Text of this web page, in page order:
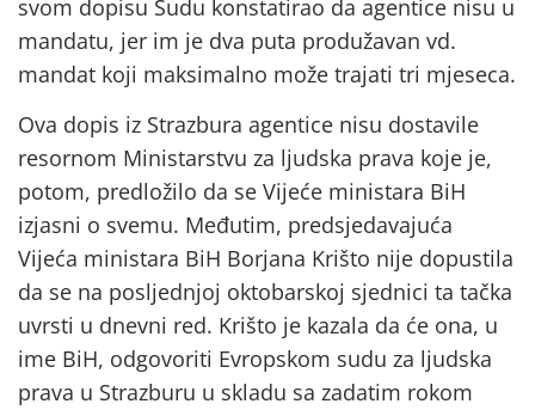
svom dopisu Sudu konstatirao da agentice nisu u
mandatu, jer im je dva puta produžavan vd.
mandat koji maksimalno može trajati tri mjeseca.
Ova dopis iz Strazbura agentice nisu dostavile
resornom Ministarstvu za ljudska prava koje je,
potom, predložilo da se Vijeće ministara BiH
izjasni o svemu. Međutim, predsjedavajuća
Vijeća ministara BiH Borjana Krišto nije dopustila
da se na posljednjoj oktobarskoj sjednici ta tačka
uvrsti u dnevni red. Krišto je kazala da će ona, u
ime BiH, odgovoriti Evropskom sudu za ljudska
prava u Strazburu u skladu sa zadatim rokom